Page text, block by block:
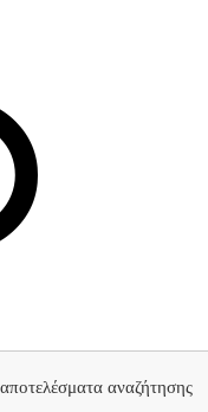
αναζήτησης